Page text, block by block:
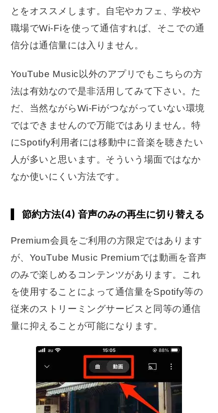
とをオススメします。自宅やカフェ、学校や
職場でWi-Fiを使って通信すれば、そこでの通
信分は通信量には入りません。
YouTube Music以外のアプリでもこちらの方
法は有効なので是非活用してみて下さい。た
だ、当然ながらWi-Fiがつながっていない環境
ではできませんので万能ではありません。特
にSpotify利用者には移動中に音楽を聴きたい
人が多いと思います。そういう場面ではなか
なか使いにくい方法です。
節約方法(4) 音声のみの再生に切り替える
Premium会員をご利用の方限定ではあります
が、YouTube Music Premiumでは動画を音声
のみで楽しめるコンテンツがあります。これ
を使用することによって通信量をSpotify等の
従来のストリーミングサービスと同等の通信
量に抑えることが可能になります。